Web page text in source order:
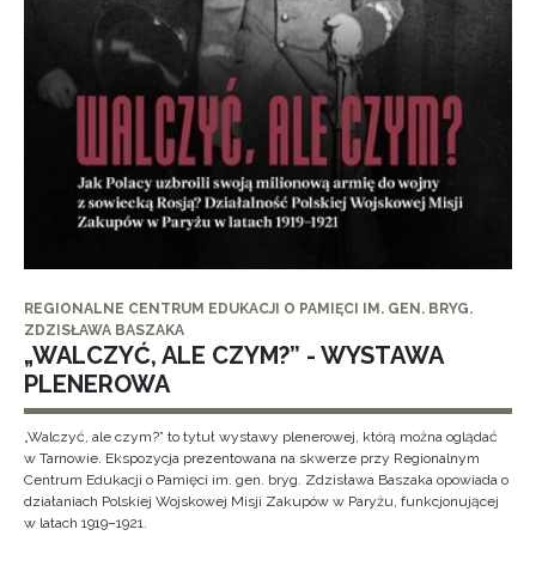
REGIONALNE CENTRUM EDUKACJI O PAMIĘCI IM. GEN. BRYG.
ZDZISŁAWA BASZAKA
„WALCZYĆ, ALE CZYM?” - WYSTAWA
PLENEROWA
„Walczyć, ale czym?” to tytuł wystawy plenerowej, którą można oglądać
w Tarnowie. Ekspozycja prezentowana na skwerze przy Regionalnym
Centrum Edukacji o Pamięci im. gen. bryg. Zdzisława Baszaka opowiada o
działaniach Polskiej Wojskowej Misji Zakupów w Paryżu, funkcjonującej
w latach 1919–1921.